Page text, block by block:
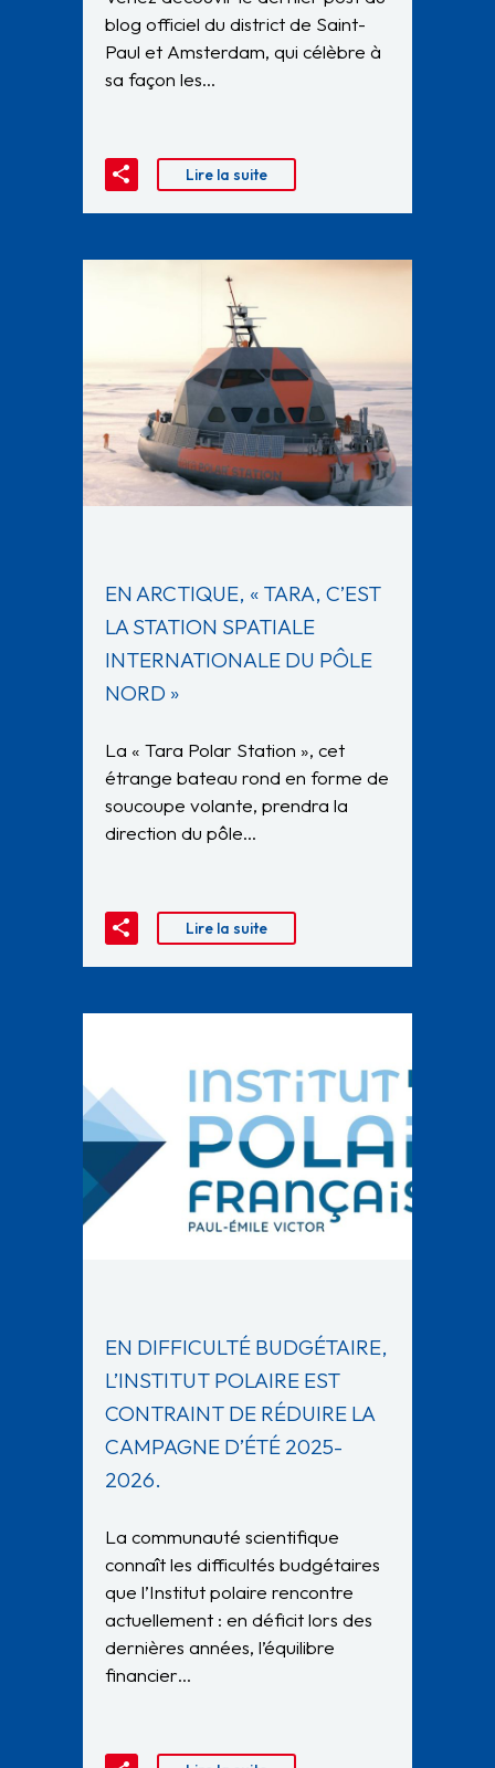
blog officiel du district de Saint-
Paul et Amsterdam, qui célèbre à
sa façon les…
Lire la suite
EN ARCTIQUE, « TARA, C’EST
LA STATION SPATIALE
INTERNATIONALE DU PÔLE
NORD »
La « Tara Polar Station », cet
étrange bateau rond en forme de
soucoupe volante, prendra la
direction du pôle…
Lire la suite
EN DIFFICULTÉ BUDGÉTAIRE,
L’INSTITUT POLAIRE EST
CONTRAINT DE RÉDUIRE LA
CAMPAGNE D’ÉTÉ 2025-
2026.
La communauté scientifique
connaît les difficultés budgétaires
que l’Institut polaire rencontre
actuellement : en déficit lors des
dernières années, l’équilibre
financier…